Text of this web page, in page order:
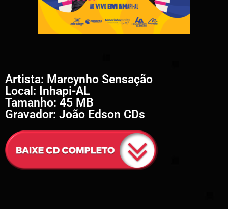
Artista: Marcynho Sensação
Local: Inhapi-AL
Tamanho: 45 MB
Gravador: João Edson CDs